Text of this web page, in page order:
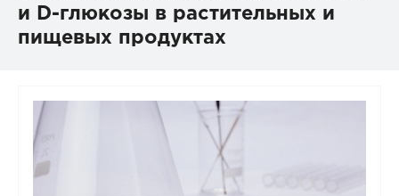
и D-глюкозы в растительных и
пищевых продуктах